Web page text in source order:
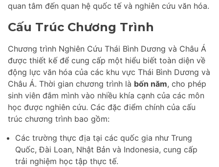
quan tâm đến quan hệ quốc tế và nghiên cứu văn hóa.
Cấu Trúc Chương Trình
Chương trình Nghiên Cứu Thái Bình Dương và Châu Á
được thiết kế để cung cấp một hiểu biết toàn diện về
động lực văn hóa của các khu vực Thái Bình Dương và
Châu Á. Thời gian chương trình là bốn năm, cho phép
sinh viên đắm mình vào nhiều khía cạnh của các môn
học được nghiên cứu. Các đặc điểm chính của cấu
trúc chương trình bao gồm:
Các trường thực địa tại các quốc gia như Trung
Quốc, Đài Loan, Nhật Bản và Indonesia, cung cấp
trải nghiệm học tập thực tế.